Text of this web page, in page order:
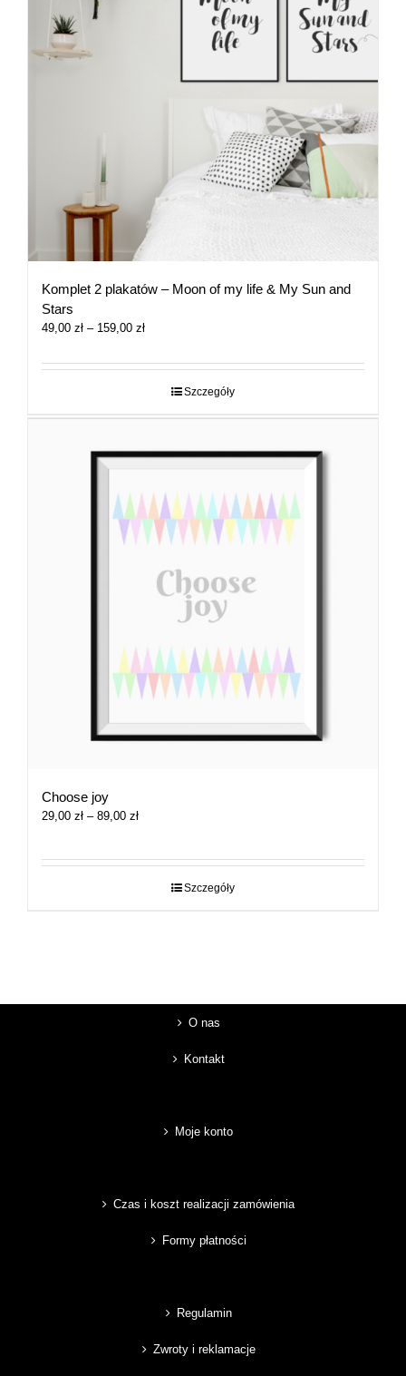
Komplet 2 plakatów – Moon of my life & My Sun and
Stars
49,00 zł – 159,00 złZakres
od
Szczegóły
Choose joy
29,00 zł – 89,00 złZakres
29,00 zł
Szczegóły
O nas
Kontakt
Moje konto
Czas i koszt realizacji zamówienia
Formy płatności
Regulamin
Zwroty i reklamacje